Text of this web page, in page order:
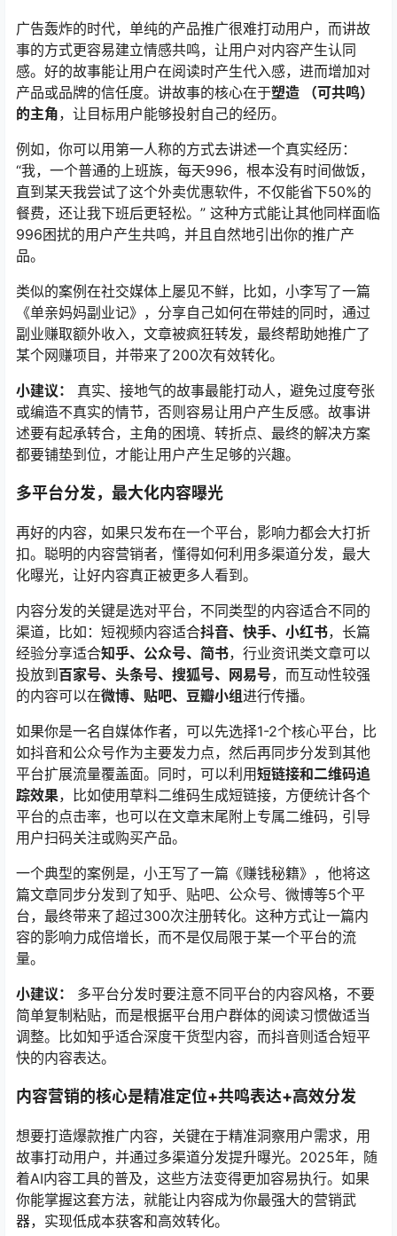
广告轰炸的时代，单纯的产品推广很难打动用户，而讲故
事的方式更容易建立情感共鸣，让用户对内容产生认同
感。好的故事能让用户在阅读时产生代入感，进而增加对
产品或品牌的信任度。讲故事的核心在于塑造 （可共鸣）
的主角，让目标用户能够投射自己的经历。
例如，你可以用第一人称的方式去讲述一个真实经历：
“我，一个普通的上班族，每天996，根本没有时间做饭，
直到某天我尝试了这个外卖优惠软件，不仅能省下50%的
餐费，还让我下班后更轻松。” 这种方式能让其他同样面临
996困扰的用户产生共鸣，并且自然地引出你的推广产
品。
类似的案例在社交媒体上屡见不鲜，比如，小李写了一篇
《单亲妈妈副业记》，分享自己如何在带娃的同时，通过
副业赚取额外收入，文章被疯狂转发，最终帮助她推广了
某个网赚项目，并带来了200次有效转化。
小建议：
真实、接地气的故事最能打动人，避免过度夸张
或编造不真实的情节，否则容易让用户产生反感。故事讲
述要有起承转合，主角的困境、转折点、最终的解决方案
都要铺垫到位，才能让用户产生足够的兴趣。
多平台分发，最大化内容曝光
再好的内容，如果只发布在一个平台，影响力都会大打折
扣。聪明的内容营销者，懂得如何利用多渠道分发，最大
化曝光，让好内容真正被更多人看到。
内容分发的关键是选对平台，不同类型的内容适合不同的
渠道，比如：短视频内容适合抖音、快手、小红书，长篇
经验分享适合知乎、公众号、简书，行业资讯类文章可以
投放到 百家号、头条号、搜狐号、网易号，而互动性较强
的内容可以在微博、贴吧、豆瓣小组进行传播。
如果你是一名自媒体作者，可以先选择1-2个核心平台，比
如抖音和公众号作为主要发力点，然后再同步分发到其他
平台扩展流量覆盖面。同时，可以利用短链接和二维码追
踪效果，比如使用草料二维码生成短链接，方便统计各个
平台的点击率，也可以在文章末尾附上专属二维码，引导
用户扫码关注或购买产品。
一个典型的案例是，小王写了一篇《赚钱秘籍》，他将这
篇文章同步分发到了知乎、贴吧、公众号、微博等5个平
台，最终带来了超过300次注册转化。这种方式让一篇内
容的影响力成倍增长，而不是仅局限于某一个平台的流
量。
小建议：
多平台分发时要注意不同平台的内容风格，不要
简单复制粘贴，而是根据平台用户群体的阅读习惯做适当
调整。比如知乎适合深度干货型内容，而抖音则适合短平
快的内容表达。
内容营销的核心是精准定位+共鸣表达+高效分发
想要打造爆款推广内容，关键在于精准洞察用户需求，用
故事打动用户，并通过多渠道分发提升曝光。2025年，随
着AI内容工具的普及，这些方法变得更加容易执行。如果
你能掌握这套方法，就能让内容成为你最强大的营销武
器，实现低成本获客和高效转化。